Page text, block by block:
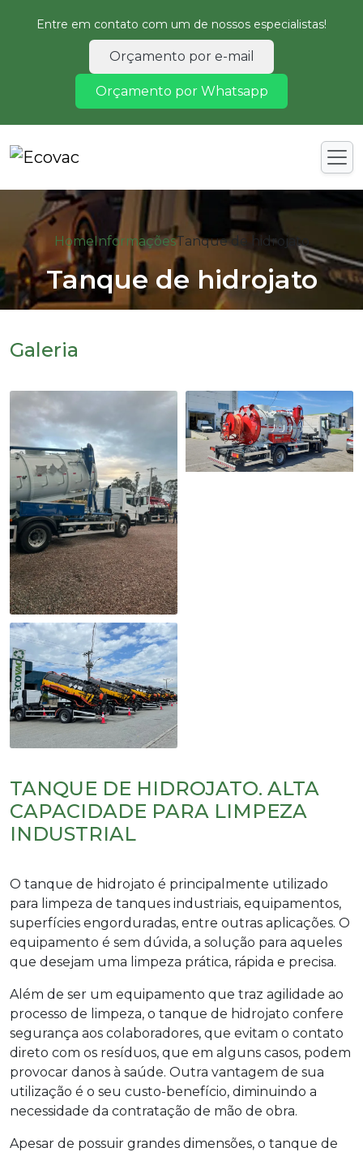
Entre em contato com um de nossos especialistas!
Orçamento por e-mail
Orçamento por Whatsapp
HomeInformaçõesTanque de hidrojato
Tanque de hidrojato
Galeria
TANQUE DE HIDROJATO. ALTA
CAPACIDADE PARA LIMPEZA
INDUSTRIAL
O tanque de hidrojato é principalmente utilizado
para limpeza de tanques industriais, equipamentos,
superfícies engorduradas, entre outras aplicações. O
equipamento é sem dúvida, a solução para aqueles
que desejam uma limpeza prática, rápida e precisa.
Além de ser um equipamento que traz agilidade ao
processo de limpeza, o tanque de hidrojato confere
segurança aos colaboradores, que evitam o contato
direto com os resíduos, que em alguns casos, podem
provocar danos à saúde. Outra vantagem de sua
utilização é o seu custo-benefício, diminuindo a
necessidade da contratação de mão de obra.
Apesar de possuir grandes dimensões, o tanque de